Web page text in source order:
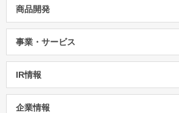
商品開発
事業・サービス
IR情報
企業情報